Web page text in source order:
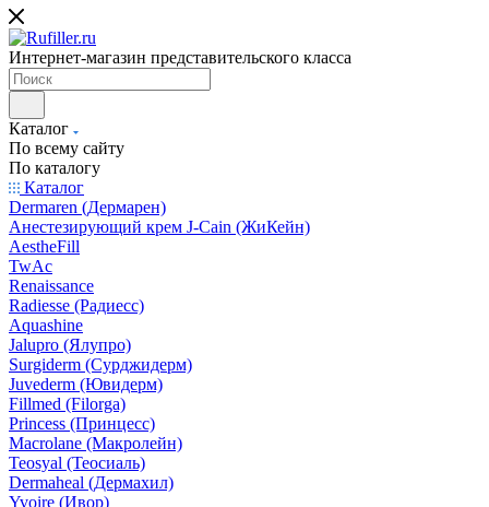
Интернет-магазин представительского класса
Каталог
По всему сайту
По каталогу
Каталог
Dermaren (Дермарен)
Анестезирующий крем J-Cain (ЖиКейн)
AestheFill
TwAc
Renaissance
Radiesse (Радиесс)
Aquashine
Jalupro (Ялупро)
Surgiderm (Сурджидерм)
Juvederm (Ювидерм)
Fillmed (Filorga)
Princess (Принцесс)
Macrolane (Макролейн)
Teosyal (Теосиаль)
Dermaheal (Дермахил)
Yvoire (Ивор)